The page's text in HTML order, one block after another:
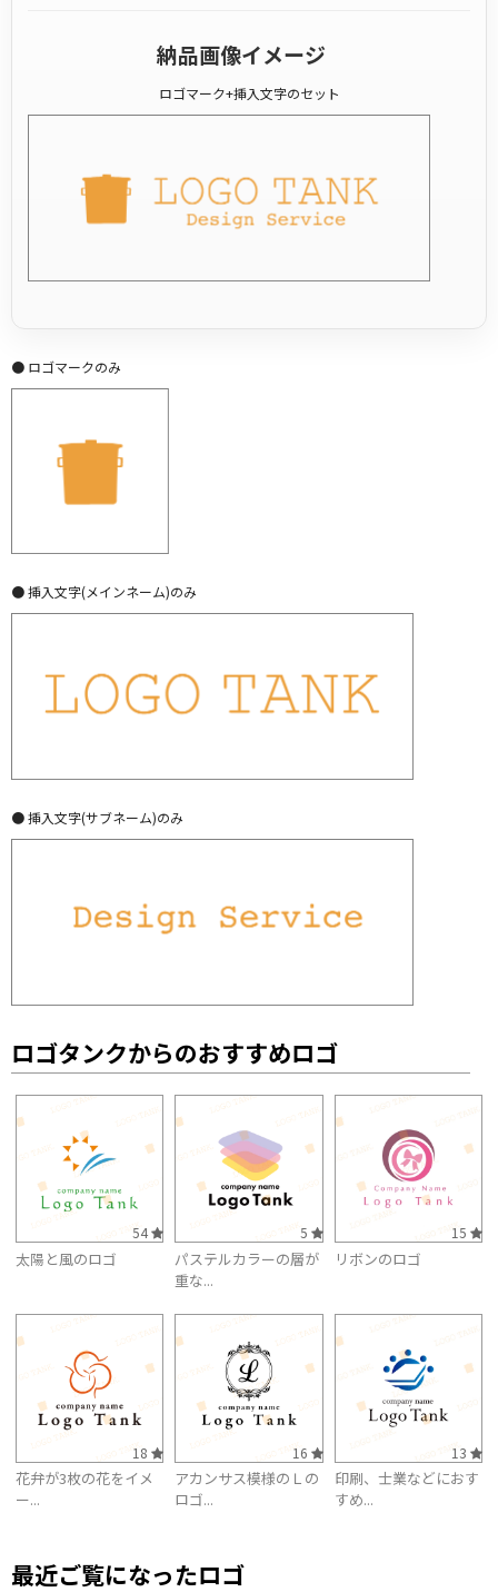
納品画像イメージ
ロゴマーク+挿入文字のセット
● ロゴマークのみ
● 挿入文字(メインネーム)のみ
● 挿入文字(サブネーム)のみ
ロゴタンクからのおすすめロゴ
54
太陽と風のロゴ
5
パステルカラーの層が
重な...
15
リボンのロゴ
18
花弁が3枚の花をイメ
ー...
16
アカンサス模様のＬの
ロゴ...
13
印刷、士業などにおす
すめ...
最近ご覧になったロゴ